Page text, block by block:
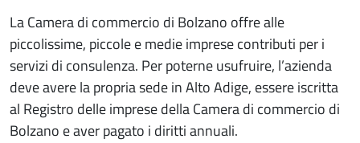
La Camera di commercio di Bolzano offre alle
piccolissime, piccole e medie imprese contributi per i
servizi di consulenza. Per poterne usufruire, l’azienda
deve avere la propria sede in Alto Adige, essere iscritta
al Registro delle imprese della Camera di commercio di
Bolzano e aver pagato i diritti annuali.